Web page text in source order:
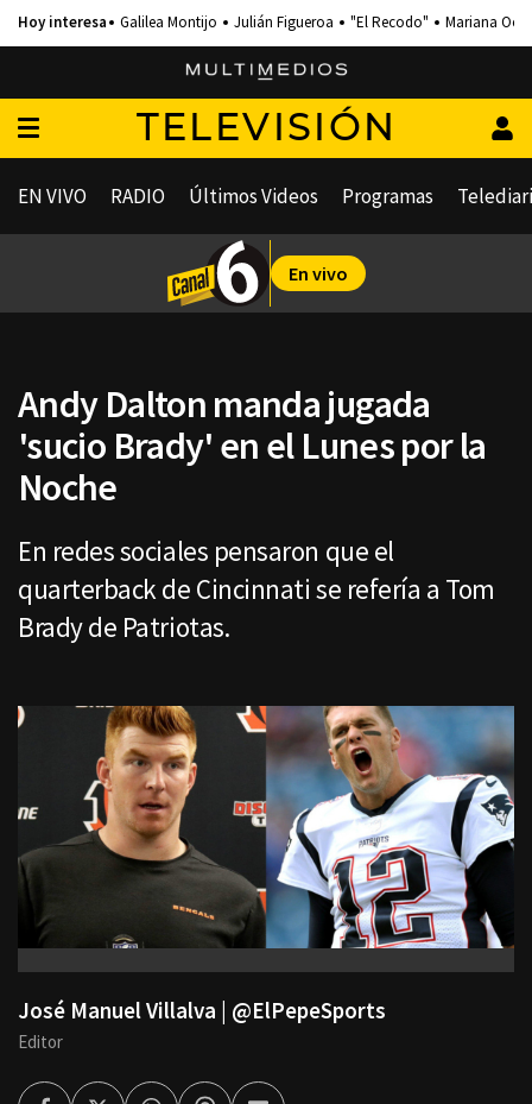
Galilea Montijo Julián Figueroa "El Recodo" Mariana
TELEVISIÓN
EN VIVO RADIO Últimos Videos Programas
En vivo
Andy Dalton manda jugada
'sucio Brady' en el Lunes por la
Noche
En redes sociales pensaron que el
quarterback de Cincinnati se refería a Tom
Brady de Patriotas.
José Manuel Villalva | @ElPepeSports
Editor